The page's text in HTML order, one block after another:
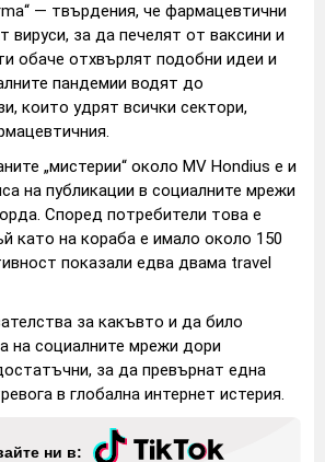
— твърдения, че фармацевтични
вируси, за да печелят от ваксини и
обаче отхвърлят подобни идеи и
пандемии водят до
които удрят всички сектори,
„мистерии“ около MV Hondius е и
на публикации в социалните мрежи
Според потребители това е
като на кораба е имало около 150
показали едва двама travel
за какъвто и да било
на социалните мрежи дори
за да превърнат една
в глобална интернет истерия.
ни в: